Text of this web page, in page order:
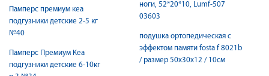
Памперс премиум кеа
подгузники детские 2-5 кг
№40
Памперс Премиум Кеа
подгузники детские 6-10кг
ноги, 52*20*10, Lumf-507
03603
подушка ортопедическая с
эффектом памяти fosta f 8021b
/ размер 50х30х12 / 10см